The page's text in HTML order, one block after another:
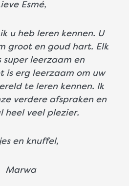
Esmé,
u heb leren kennen. U
groot en goud hart. Elk
super leerzaam en
is erg leerzaam om uw
te leren kennen. Ik
verdere afspraken en
heel veel plezier.
en knuffel,
Marwa